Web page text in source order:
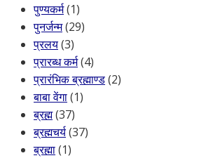
पुण्यकर्म(1)
पुनर्जन्म(29)
प्रलय(3)
प्रारब्ध कर्म(4)
प्रारंभिक ब्रह्माण्ड(2)
बाबा वेंगा(1)
ब्रह्म(37)
ब्रह्मचर्य(37)
ब्रह्मा(1)